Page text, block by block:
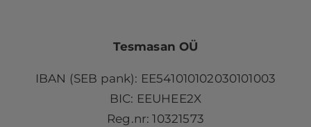
Tesmasan OÜ
IBAN (SEB pank): EE541010102030101003
BIC: EEUHEE2X
Reg.nr: 10321573